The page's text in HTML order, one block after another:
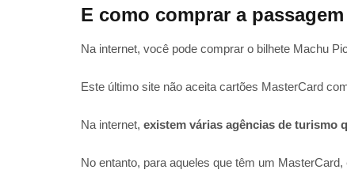
E como comprar a
Na internet, você pode comprar o bilhete Machu
Este último site não aceita cartões MasterCard
Na internet,existem várias agências de turismo
No entanto, para aqueles que têm um